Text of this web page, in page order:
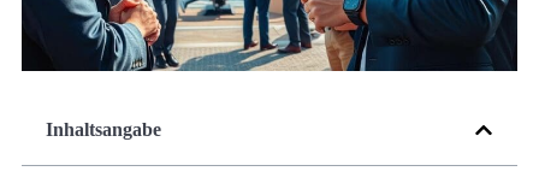
Inhaltsangabe